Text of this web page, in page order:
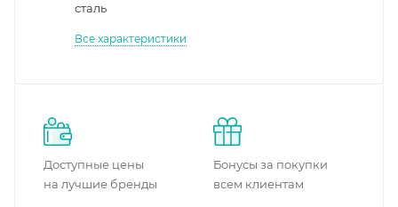
сталь
Все характеристики
Доступные цены
на лучшие бренды
Бонусы за покупки
всем клиентам